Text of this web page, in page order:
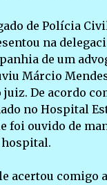
de Polícia
na
de um
Márcio
De acordo
no Hospital
foi ouvido de
acertou comigo